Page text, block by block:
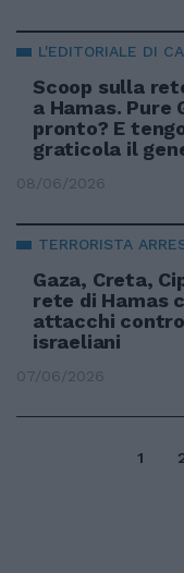
L'EDITORIALE DI
Scoop sulla
a Hamas.
pronto? E
graticola il
08/06/2026
TERRORISTA
Gaza, Creta,
rete di Hamas
attacchi
israeliani
07/06/2026
1